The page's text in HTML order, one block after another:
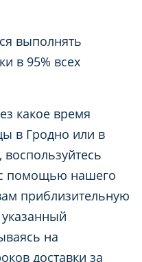
выполнять
в 95% всех
какое время
в Гродно или в
помощью нашего
приблизительную
на
доставки за